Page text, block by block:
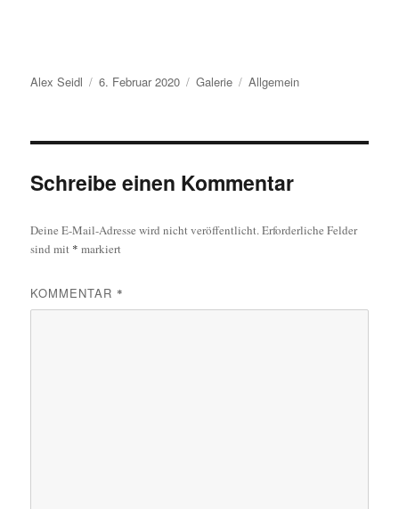
Autor
Alex Seidl
Veröffentlicht
6. Februar 2020 Format
Galerie Kategorien
Allgemein
Schreibe einen Kommentar
Deine E-Mail-Adresse wird nicht veröffentlicht.Erforderliche Felder
sind mit * markiert
KOMMENTAR *